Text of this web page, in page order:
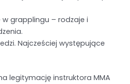
w grapplingu – rodzaje i
Najcześciej występujące
legitymację instruktora MMA